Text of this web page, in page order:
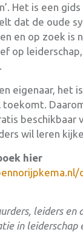
Het is een
dat de oude
en op zoek is
op
eigenaar, het
toekomt.
beschikbaar
wil leren
hier
leiders en
in leiderschap